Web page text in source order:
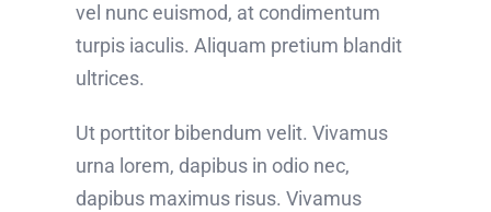
vel nunc euismod, at condimentum
turpis iaculis. Aliquam pretium blandit
ultrices.
Ut porttitor bibendum velit. Vivamus
urna lorem, dapibus in odio nec,
dapibus maximus risus. Vivamus